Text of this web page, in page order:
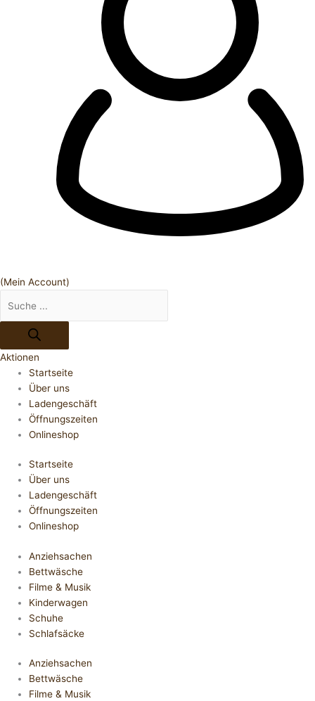
(Mein Account)
Aktionen
Startseite
Über uns
Ladengeschäft
Öffnungszeiten
Onlineshop
Startseite
Über uns
Ladengeschäft
Öffnungszeiten
Onlineshop
Anziehsachen
Bettwäsche
Filme & Musik
Kinderwagen
Schuhe
Schlafsäcke
Anziehsachen
Bettwäsche
Filme & Musik